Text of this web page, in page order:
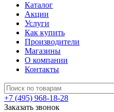
Каталог
Акции
Услуги
Как купить
Производители
Магазины
О компании
Контакты
+7 (495) 968-18-28
Заказать звонок